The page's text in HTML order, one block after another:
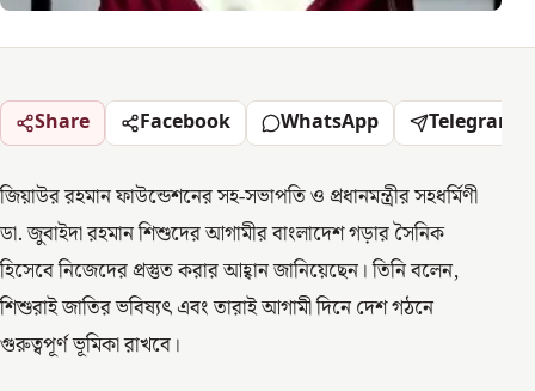
Share Facebook WhatsApp Telegram
জিয়াউর রহমান ফাউন্ডেশনের সহ-সভাপতি ও প্রধানমন্ত্রীর সহধর্মিণী
ডা. জুবাইদা রহমান শিশুদের আগামীর বাংলাদেশ গড়ার সৈনিক
হিসেবে নিজেদের প্রস্তুত করার আহ্বান জানিয়েছেন। তিনি বলেন,
শিশুরাই জাতির ভবিষ্যৎ এবং তারাই আগামী দিনে দেশ গঠনে
গুরুত্বপূর্ণ ভূমিকা রাখবে।